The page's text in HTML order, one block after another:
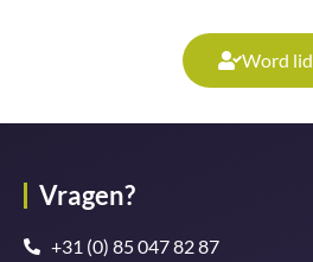
Word lid
Vragen?
+31 (0) 85 047 82 87